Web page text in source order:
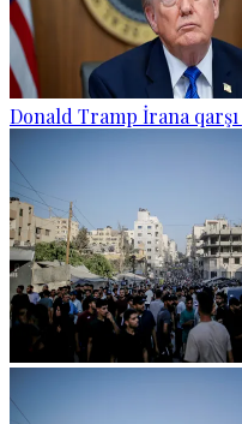
Donald Tramp İrana